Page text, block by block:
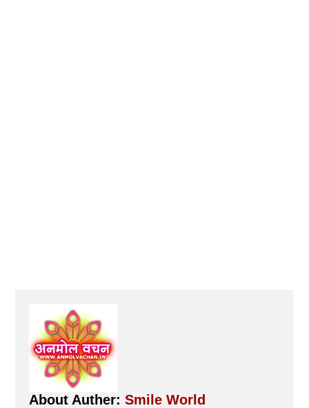
About Auther:Smile World